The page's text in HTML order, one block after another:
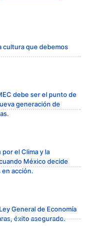
cultura que debemos
debe ser el punto de
generación de
el Clima y la
México decide
acción.
General de Economía
éxito asegurado.